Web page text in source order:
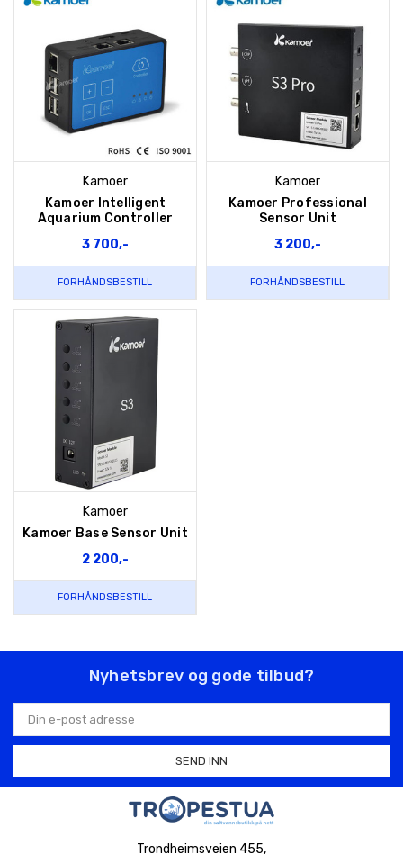
Kamoer
Kamoer Intelligent
Aquarium Controller
3 700,-
FORHÅNDSBESTILL
Kamoer
Kamoer Professional
Sensor Unit
3 200,-
FORHÅNDSBESTILL
Kamoer
Kamoer Base Sensor Unit
2 200,-
FORHÅNDSBESTILL
Nyhetsbrev og gode tilbud?
E-
postadresse
Trondheimsveien 455,